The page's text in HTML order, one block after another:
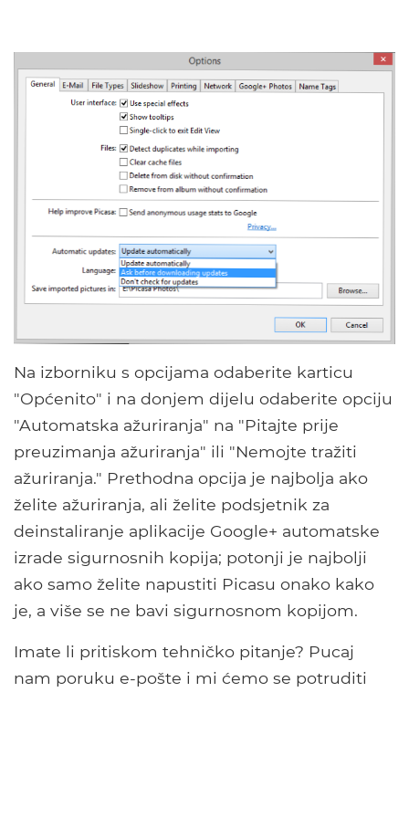
Na izborniku s opcijama odaberite karticu
"Općenito" i na donjem dijelu odaberite opciju
"Automatska ažuriranja" na "Pitajte prije
preuzimanja ažuriranja" ili "Nemojte tražiti
ažuriranja." Prethodna opcija je najbolja ako
želite ažuriranja, ali želite podsjetnik za
deinstaliranje aplikacije Google+ automatske
izrade sigurnosnih kopija; potonji je najbolji
ako samo želite napustiti Picasu onako kako
je, a više se ne bavi sigurnosnom kopijom.
Imate li pritiskom tehničko pitanje? Pucaj
nam poruku e-pošte i mi ćemo se potruditi